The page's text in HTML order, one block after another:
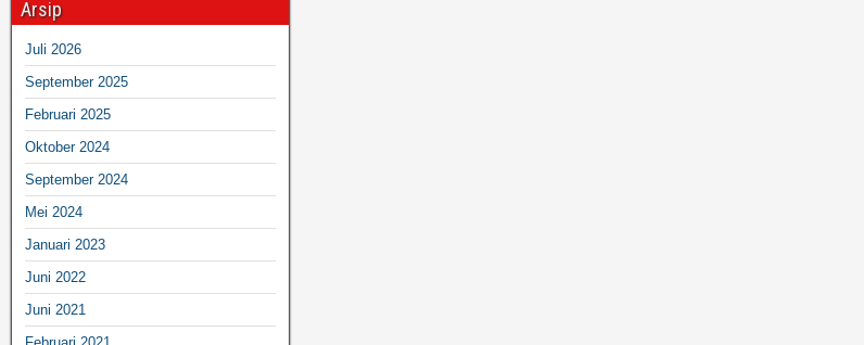
Arsip
Juli 2026
September 2025
Februari 2025
Oktober 2024
September 2024
Mei 2024
Januari 2023
Juni 2022
Juni 2021